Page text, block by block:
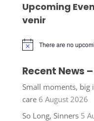
Upcoming
venir
Notice There are no
Recent News
Small moments, big
care 6 August 2026
So Long, Sinners 5